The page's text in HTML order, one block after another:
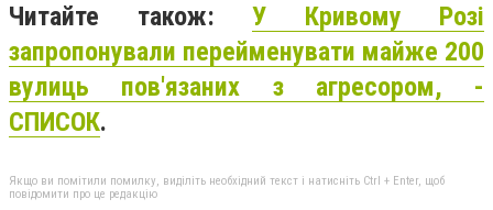
Читайте також: У Кривому Розі
запропонували перейменувати майже 200
вулиць пов'язаних з агресором, -
СПИСОК.
Якщо ви помітили помилку, виділіть необхідний текст і натисніть Ctrl + Enter, щоб
повідомити про це редакцію